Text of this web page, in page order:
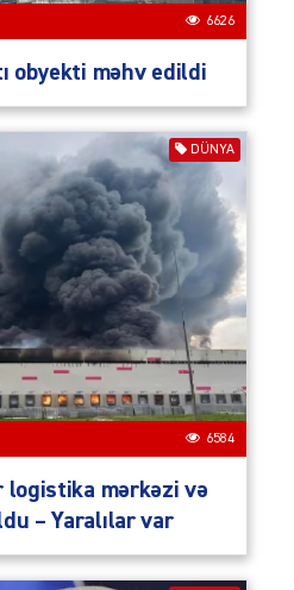
6626
obyekti məhv edildi
DÜNYA
6584
logistika mərkəzi və
– Yaralılar var